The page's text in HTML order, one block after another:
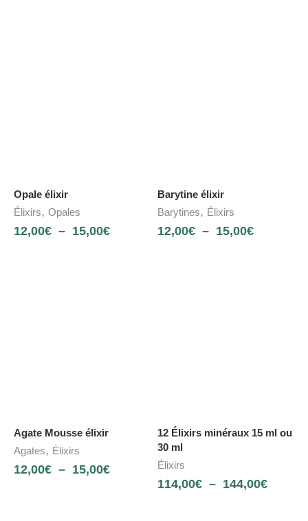
Opale élixir
Élixirs, Opales
12,00€ – 15,00€
Barytine élixir
Barytines, Élixirs
12,00€ – 15,00€
Agate Mousse élixir
Agates, Élixirs
12,00€ – 15,00€
12 Élixirs minéraux 15 ml ou
30 ml
Élixirs
114,00€ – 144,00€